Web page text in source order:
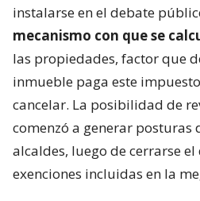
instalarse en el debate
mecanismo con que se
las propiedades, factor que
inmueble paga este
cancelar. La posibilidad de
comenzó a generar posturas
alcaldes, luego de cerrarse
exenciones incluidas en la